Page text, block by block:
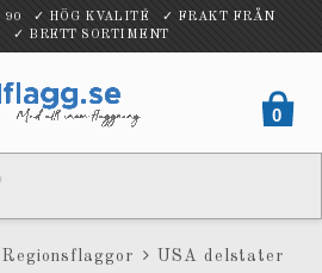
90 ✓ HÖG KVALITÉ ✓ FRAKT FRÅN
BRETT SORTIMENT
0
Regionsflaggor
USA delstater